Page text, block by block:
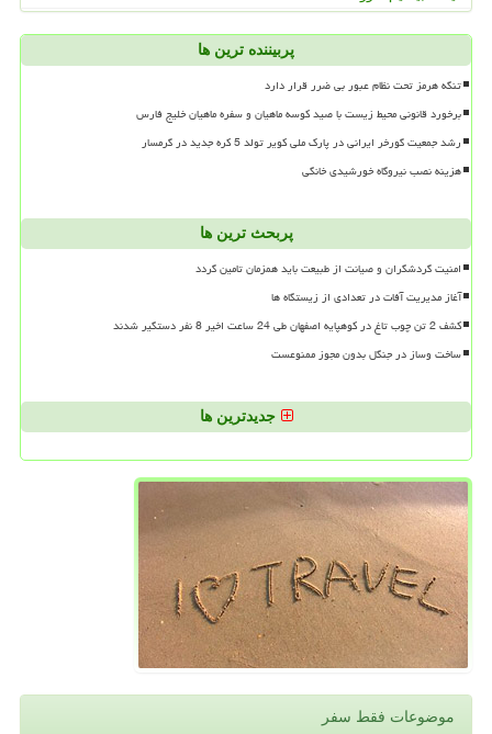
پربیننده ترین ها
تنگه هرمز تحت نظام عبور بی ضرر قرار دارد
برخورد قانونی محیط زیست با صید کوسه ماهیان و سفره ماهیان خلیج فارس
رشد جمعیت گورخر ایرانی در پارک ملی کویر تولد 5 کره جدید در گرمسار
هزینه نصب نیروگاه خورشیدی خانگی
پربحث ترین ها
امنیت گردشگران و صیانت از طبیعت باید همزمان تامین گردد
آغاز مدیریت آفات در تعدادی از زیستگاه ها
کشف 2 تن چوب تاغ در کوهپایه اصفهان طی 24 ساعت اخیر 8 نفر دستگیر شدند
ساخت وساز در جنگل بدون مجوز ممنوعست
جدیدترین ها
موضوعات فقط سفر